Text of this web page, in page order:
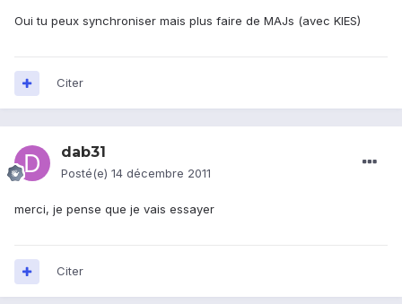
Oui tu peux synchroniser mais plus faire de MAJs (avec KIES)
Citer
dab31
Posté(e) 14 décembre 2011
merci, je pense que je vais essayer
Citer